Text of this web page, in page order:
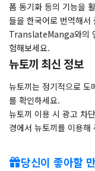
폼 동기화 등의 기능을
들을 한국어로 번역해서
TranslateManga와의
험해보세요.
뉴토끼 최신 정보
뉴토끼는 정기적으로 도
를 확인하세요.
뉴토끼 이용 시 광고 차
경에서 뉴토끼를 이용해
당신이 좋아할